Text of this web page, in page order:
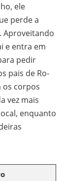
ele
perde a
Aproveitando
e entra em
pedir
pais de Ro-
os corpos
vez mais
enquanto